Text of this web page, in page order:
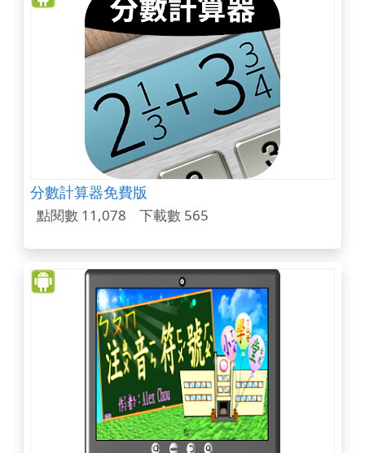
分數計算器免費版
點閱數 11,078 下載數 565